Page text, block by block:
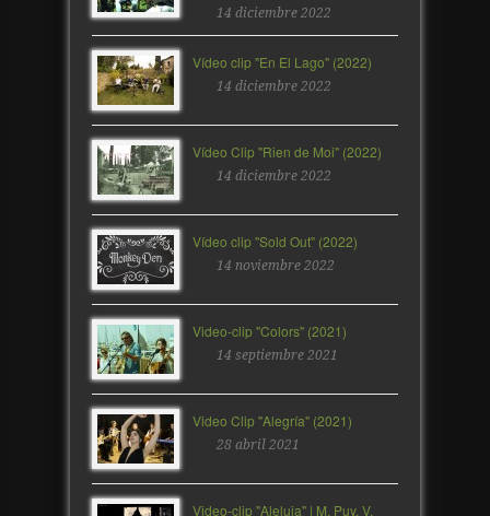
14 diciembre 2022
Vídeo clip "En El Lago" (2022)
14 diciembre 2022
Vídeo Clip "Rien de Moi" (2022)
14 diciembre 2022
Vídeo clip "Sold Out" (2022)
14 noviembre 2022
Video-clip "Colors" (2021)
14 septiembre 2021
Video Clip "Alegría" (2021)
28 abril 2021
Video-clip "Aleluia" | M. Puy, V.